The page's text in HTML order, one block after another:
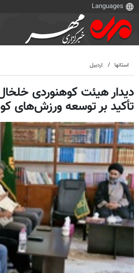
استانها اردبیل
دیدار هیئت کوهنوردی
تأکید بر توسعه ورزش‌های